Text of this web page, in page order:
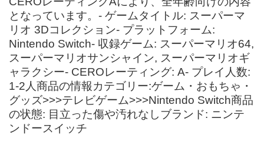
となっています。- ゲームタイトル: スーパーマ
リオ 3Dコレクション- プラットフォーム:
Nintendo Switch- 収録ゲーム: スーパーマリオ64,
スーパーマリオサンシャイン, スーパーマリオギ
ャラクシー- CEROレーティング: A- プレイ人数:
1-2人商品の情報カテゴリー:ゲーム・おもちゃ・
グッズ>>>テレビゲーム>>>Nintendo Switch商品
の状態: 目立った傷や汚れなしブランド: ニンテ
ンドースイッチ